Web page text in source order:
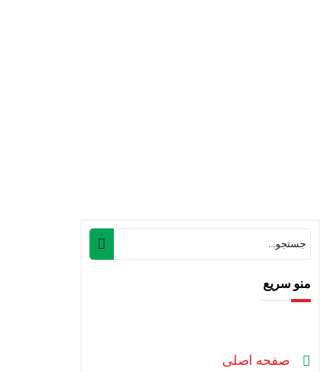
منو سریع
صفحه اصلی